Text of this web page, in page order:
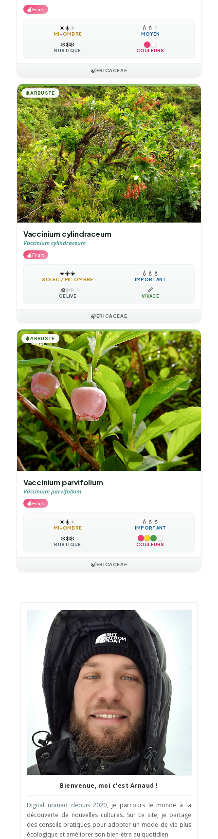
🍎Fruit
☀️☀️☀️
MI-OMBRE
💧 💧 💧
MOYEN
❄️❄️❄️
RUSTIQUE COULEURS
🍃ERICACEAE
🌲ARBUSTE
Vaccinium cylindraceum
Vaccinium cylindraceum
🍎Fruit
☀️☀️☀️
SOLEIL / MI-OMBRE
💧 💧 💧
IMPORTANT
❄️❄️❄️
GÉLIVE
📏
VIVACE
🍃ERICACEAE
🌲ARBUSTE
Vaccinium parvifolium
Vaccinium parvifolium
🍎Fruit
☀️☀️☀️
MI-OMBRE
💧 💧 💧
IMPORTANT
❄️❄️❄️
RUSTIQUE COULEURS
🍃ERICACEAE
Bienvenue, moi c'est Arnaud !
Digital nomad depuis 2020, je parcours le monde à la
découverte de nouvelles cultures. Sur ce site, je partage
des conseils pratiques pour adopter un mode de vie plus
écologique et améliorer son bien-être au quotidien.